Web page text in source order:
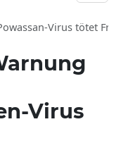
Virus tötet
Virus